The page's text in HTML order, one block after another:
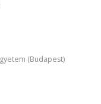
(Budapest)